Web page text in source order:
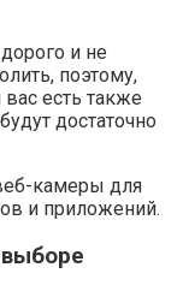
и не
поэтому,
есть также
достаточно
камеры для
и приложений.